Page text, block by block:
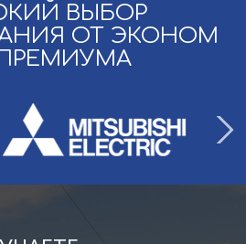
ВЫБОР
ОТ ЭКОНОМ